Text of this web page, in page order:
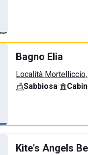
Bagno Elia
Località
Sabbiosa·
Kite's Angels